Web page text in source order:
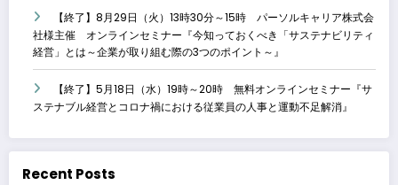
【終了】8月29日（火）13時30分～15時 パーソルキャリア株式会
社様主催 オンラインセミナー『今知っておくべき「サステナビリティ
経営」とは～企業が取り組む際の3つのポイント～』
【終了】5月18日（水）19時～20時 無料オンラインセミナー『サ
ステナブル経営とコロナ禍における従業員の人事と運動不足解消』
Recent Posts